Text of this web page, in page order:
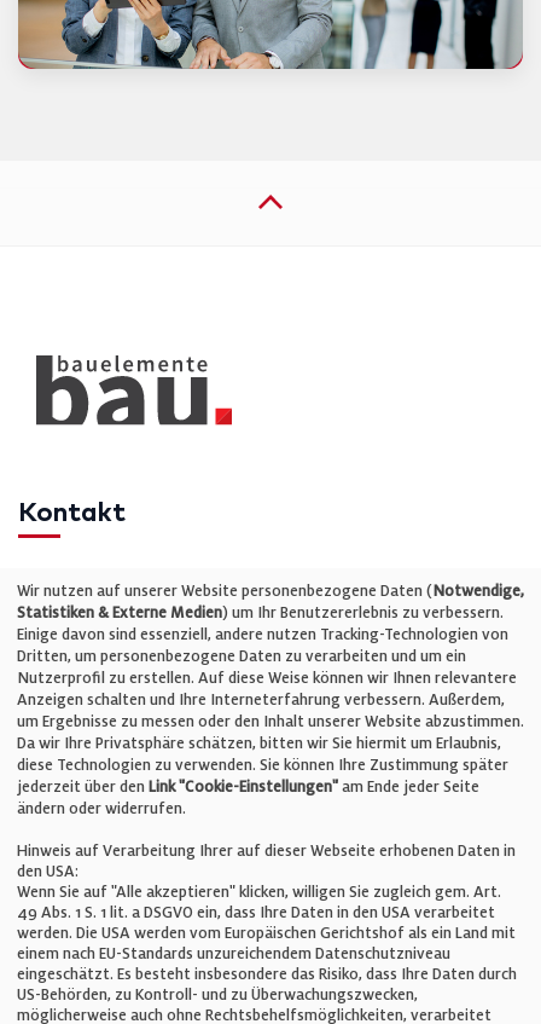
Kontakt
Telefon: +49 (0)711 2585563-0
E-Mail:info@bauelemente-bau.eu
Unternehmen
Impressum
Cookie-Einstellungen
AGB
Wir nutzen auf unserer Website personenbezogene Daten (Notwendige,
Statistiken & Externe Medien) um Ihr Benutzererlebnis zu verbessern.
Einige davon sind essenziell, andere nutzen Tracking-Technologien von
Dritten, um personenbezogene Daten zu verarbeiten und um ein
Nutzerprofil zu erstellen. Auf diese Weise können wir Ihnen relevantere
Anzeigen schalten und Ihre Interneterfahrung verbessern. Außerdem,
um Ergebnisse zu messen oder den Inhalt unserer Website abzustimmen.
Da wir Ihre Privatsphäre schätzen, bitten wir Sie hiermit um Erlaubnis,
diese Technologien zu verwenden. Sie können Ihre Zustimmung später
jederzeit über den Link "Cookie-Einstellungen" am Ende jeder Seite
ändern oder widerrufen.
Hinweis auf Verarbeitung Ihrer auf dieser Webseite erhobenen Daten in
den USA:
Wenn Sie auf "Alle akzeptieren" klicken, willigen Sie zugleich gem. Art.
49 Abs. 1 S. 1 lit. a DSGVO ein, dass Ihre Daten in den USA verarbeitet
werden. Die USA werden vom Europäischen Gerichtshof als ein Land mit
einem nach EU-Standards unzureichendem Datenschutzniveau
eingeschätzt. Es besteht insbesondere das Risiko, dass Ihre Daten durch
US-Behörden, zu Kontroll- und zu Überwachungszwecken,
möglicherweise auch ohne Rechtsbehelfsmöglichkeiten, verarbeitet